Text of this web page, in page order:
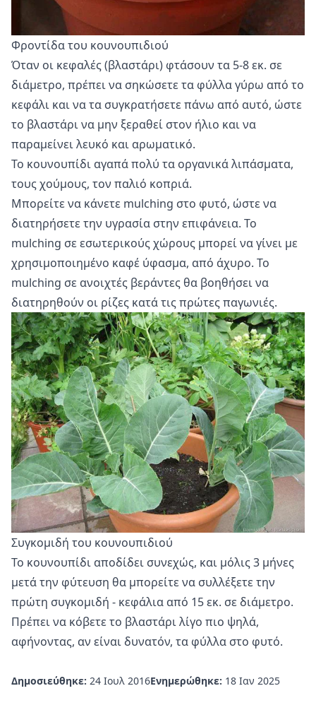
Φροντίδα του κουνουπιδιού
Όταν οι κεφαλές (βλαστάρι) φτάσουν τα 5-8 εκ. σε
διάμετρο, πρέπει να σηκώσετε τα φύλλα γύρω από το
κεφάλι και να τα συγκρατήσετε πάνω από αυτό, ώστε
το βλαστάρι να μην ξεραθεί στον ήλιο και να
παραμείνει λευκό και αρωματικό.
Το κουνουπίδι αγαπά πολύ τα οργανικά λιπάσματα,
τους χούμους, τον παλιό κοπριά.
Μπορείτε να κάνετε mulching στο φυτό, ώστε να
διατηρήσετε την υγρασία στην επιφάνεια. Το
mulching σε εσωτερικούς χώρους μπορεί να γίνει με
χρησιμοποιημένο καφέ ύφασμα, από άχυρο. Το
mulching σε ανοιχτές βεράντες θα βοηθήσει να
διατηρηθούν οι ρίζες κατά τις πρώτες παγωνιές.
Συγκομιδή του κουνουπιδιού
Το κουνουπίδι αποδίδει συνεχώς, και μόλις 3 μήνες
μετά την φύτευση θα μπορείτε να συλλέξετε την
πρώτη συγκομιδή - κεφάλια από 15 εκ. σε διάμετρο.
Πρέπει να κόβετε το βλαστάρι λίγο πιο ψηλά,
αφήνοντας, αν είναι δυνατόν, τα φύλλα στο φυτό.
Δημοσιεύθηκε: 24 Ιουλ 2016Ενημερώθηκε: 18 Ιαν 2025